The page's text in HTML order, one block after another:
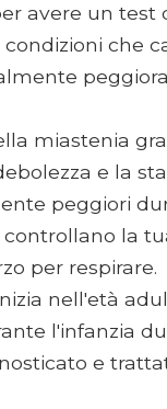
avere un test
che
miastenia
e la
peggiori
la
per respirare.
nell'età
l'infanzia
e